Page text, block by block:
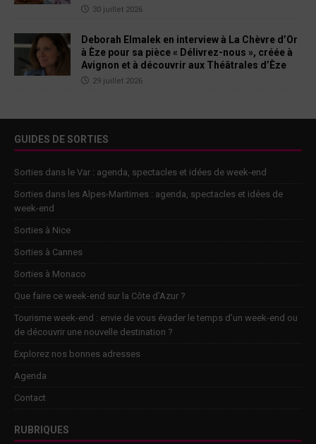
30 juillet 2026
Deborah Elmalek en interview à La Chèvre d’Or
à Èze pour sa pièce « Délivrez-nous », créée à
Avignon et à découvrir aux Théâtrales d’Èze
29 juillet 2026
GUIDES DE SORTIES
Sorties dans le Var : agenda, spectacles et idées de week-end
Sorties dans les Alpes-Maritimes : agenda, spectacles et idées de
week-end
Sorties à Nice
Sorties à Cannes
Sorties à Monaco
Que faire ce week-end sur la Côte d’Azur ?
Tourisme week-end : envie de vous évader le temps d’un week-end ou
de découvrir une nouvelle destination ?
Explorez nos bonnes adresses
Agenda
Contact
RUBRIQUES